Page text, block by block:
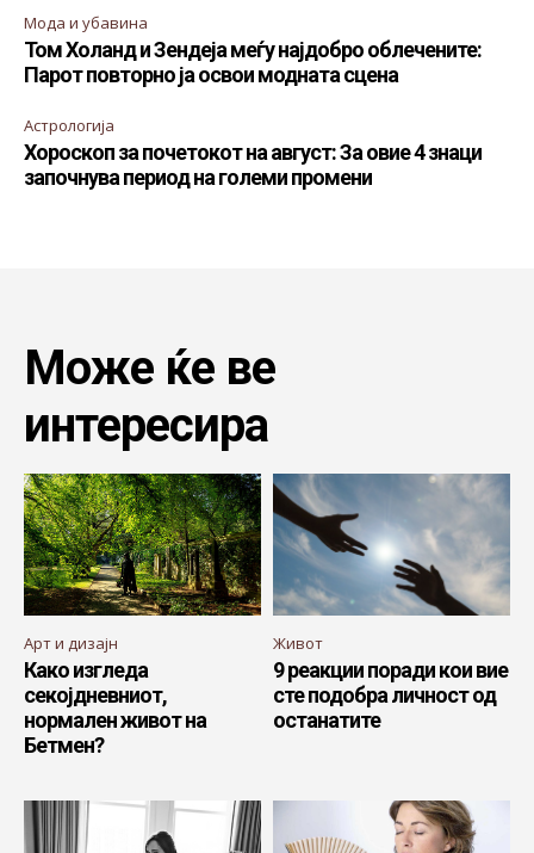
Мода и убавина
Том Холанд и Зендеја меѓу најдобро облечените:
Парот повторно ја освои модната сцена
Астрологија
Хороскоп за почетокот на август: За овие 4 знаци
започнува период на големи промени
Може ќе ве
интересира
Арт и дизајн
Како изгледа
секојдневниот,
нормален живот на
Бетмен?
Живот
9 реакции поради кои вие
сте подобра личност од
останатите